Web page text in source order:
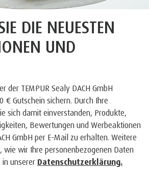
DIE NEUESTEN
UND
der TEMPUR Sealy DACH GmbH
€ Gutschein sichern. Durch Ihre
sich damit einverstanden, Produkte,
Bewertungen und Werbeaktionen
GmbH per E-Mail zu erhalten. Weitere
wie wir Ihre personenbezogenen Daten
in unserer Datenschutzerklärung.